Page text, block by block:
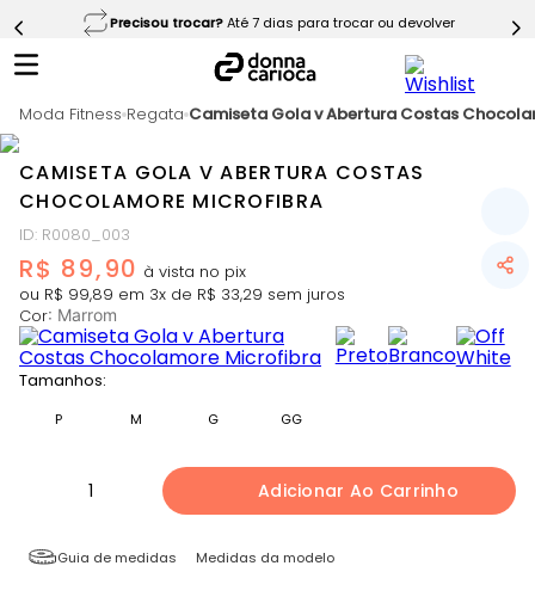
Precisou trocar? Até 7 dias para trocar ou devolver
Moda Fitness Regata Camiseta Gola v Abertura Costas
CAMISETA GOLA V ABERTURA COSTAS
CHOCOLAMORE MICROFIBRA
ID: R0080_003
R$ 89,90
ou R$ 99,89 em 3x de R$ 33,29 sem juros
Cor: Marrom
Tamanhos:
P M G GG
1 Adicionar Ao Carrinho
Guia de medidas Medidas da modelo
Short
7º Conjunto
9 º Ultimate Rosa
10ºMacaquinho